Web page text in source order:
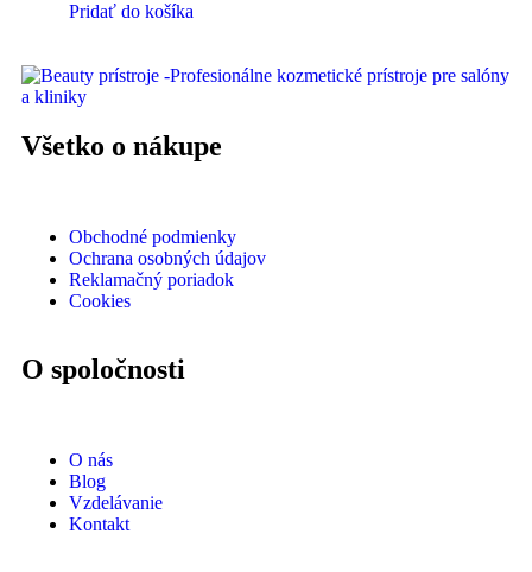
Pridať do košíka
Všetko o nákupe
Obchodné podmienky
Ochrana osobných údajov
Reklamačný poriadok
Cookies
O spoločnosti
O nás
Blog
Vzdelávanie
Kontakt